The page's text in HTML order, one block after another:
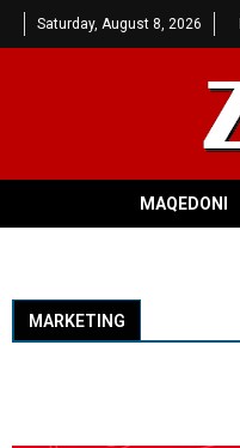
Saturday, August 8, 2026
MAQEDONI
MARKETING